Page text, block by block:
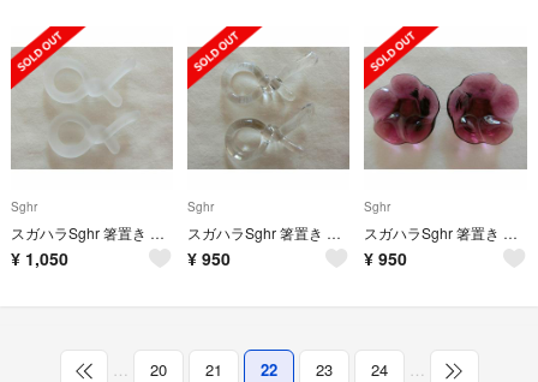
Sghr
スガハラSghr 箸置き むすび 2個セット（すりガラス）
¥ 1,050
Sghr
スガハラSghr 箸置き むすび 2個セット（クリアー）
¥ 950
Sghr
スガハラSghr 箸置き 花 2個セット
¥ 950
20 21 22 23 24